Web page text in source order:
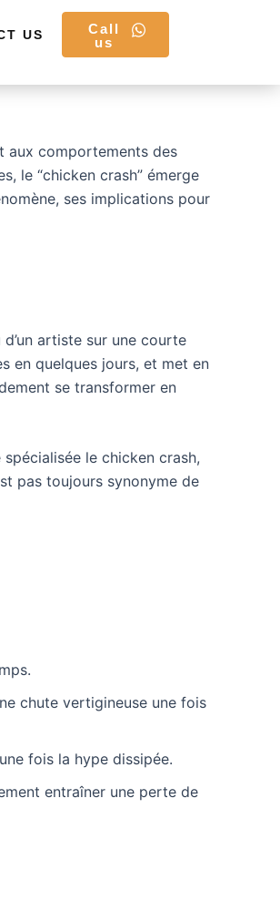
US
Call
us
aux comportements des
le “chicken crash” émerge
ses implications pour
artiste sur une courte
en quelques jours, et met en
se transformer en
le chicken crash,
pas toujours synonyme de
chute vertigineuse une fois
fois la hype dissipée.
entraîner une perte de